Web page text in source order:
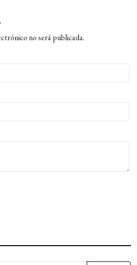
no será publicada.